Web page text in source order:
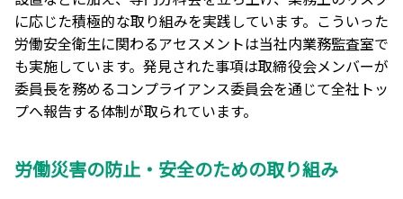
に応じた積極的な取り組みを実践しています。こういった
労働安全衛生に関わるアセスメントは当社内業務監査室で
も実施しています。発見された事項は取締役会メンバーが
委員長を務めるコンプライアンス委員会を通じて全社トッ
プへ報告する体制が取られています。
労働災害の防止・安全のための取り組み